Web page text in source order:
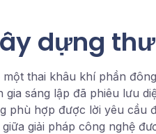
dựng
thai khâu khí phần
sáng lập đã phiêu lưu
hợp được lời yêu cầu
giải pháp công nghệ